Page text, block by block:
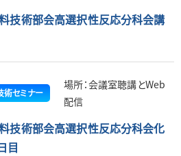
技術部会高選択性反応分科会講
術セミナー
場所：会議室聴講とWeb
配信
技術部会高選択性反応分科会化
目